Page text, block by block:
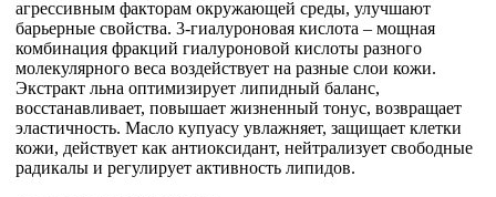
агрессивным факторам окружающей среды, улучшают
барьерные свойства. 3-гиалуроновая кислота – мощная
комбинация фракций гиалуроновой кислоты разного
молекулярного веса воздействует на разные слои кожи.
Экстракт льна оптимизирует липидный баланс,
восстанавливает, повышает жизненный тонус, возвращает
эластичность. Масло купуасу увлажняет, защищает клетки
кожи, действует как антиоксидант, нейтрализует свободные
радикалы и регулирует активность липидов.